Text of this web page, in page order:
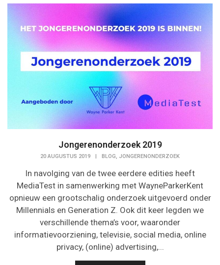
Jongerenonderzoek 2019
20 AUGUSTUS 2019 | BLOG, JONGERENONDERZOEK
In navolging van de twee eerdere edities heeft
MediaTest in samenwerking met WayneParkerKent
opnieuw een grootschalig onderzoek uitgevoerd onder
Millennials en Generation Z. Ook dit keer legden we
verschillende thema’s voor, waaronder
informatievoorziening, televisie, social media, online
privacy, (online) advertising,...